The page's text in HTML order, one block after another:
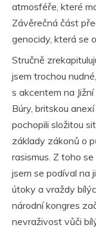
atmosféře, které
Závěrečná část
genocidy, která se
Stručně
jsem trochou
s akcentem na
Búry, britskou
pochopili složitou
základy zákonů o
rasismus. Z toho
jsem se podíval na
útoky a vraždy
národní kongres
nevraživost vůči